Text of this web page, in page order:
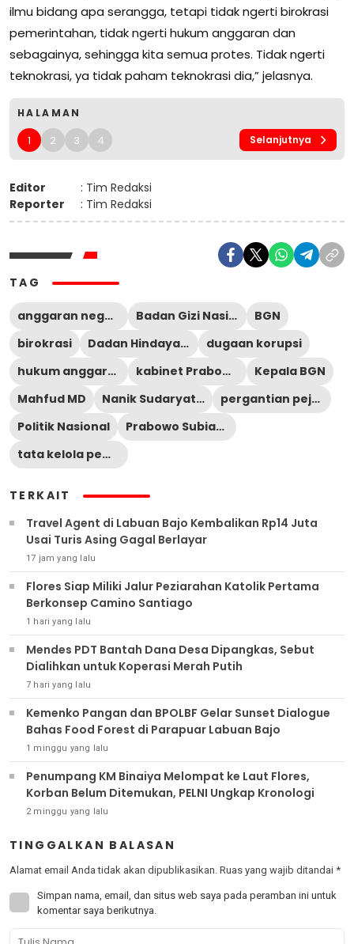
ilmu bidang apa serangga, tetapi tidak ngerti birokrasi
pemerintahan, tidak ngerti hukum anggaran dan
sebagainya, sehingga kita semua protes. Tidak ngerti
teknokrasi, ya tidak paham teknokrasi dia,” jelasnya.
HALAMAN
1 2 3 4 Selanjutnya
Editor
: Tim Redaksi
Reporter
: Tim Redaksi
TAG
anggaran negara Badan Gizi Nasional
BGN
birokrasi
Dadan Hindayana
dugaan korupsi
hukum anggaran
kabinet Prabowo
Kepala BGN
Mahfud MD
Nanik Sudaryati Deyang
pergantian pejabat
Politik Nasional
Prabowo Subianto
tata kelola pemerintahan
TERKAIT
Travel Agent di Labuan Bajo Kembalikan Rp14 Juta
Usai Turis Asing Gagal Berlayar
17 jam yang lalu
Flores Siap Miliki Jalur Peziarahan Katolik Pertama
Berkonsep Camino Santiago
1 hari yang lalu
Mendes PDT Bantah Dana Desa Dipangkas, Sebut
Dialihkan untuk Koperasi Merah Putih
7 hari yang lalu
Kemenko Pangan dan BPOLBF Gelar Sunset Dialogue
Bahas Food Forest di Parapuar Labuan Bajo
1 minggu yang lalu
Penumpang KM Binaiya Melompat ke Laut Flores,
Korban Belum Ditemukan, PELNI Ungkap Kronologi
2 minggu yang lalu
TINGGALKAN BALASAN
Alamat email Anda tidak akan dipublikasikan. Ruas yang wajib ditandai *
Simpan nama, email, dan situs web saya pada peramban ini untuk
komentar saya berikutnya.